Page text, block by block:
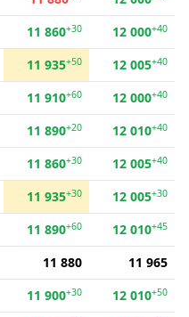
11 860+30 12 000+40
11 935+50 12 005+40
11 910+60 12 000+40
11 890+20 12 010+40
11 860+30 12 005+40
11 935+30 12 005+30
11 890+60 12 010+45
11 880
11 965
11 900+30 12 010+50